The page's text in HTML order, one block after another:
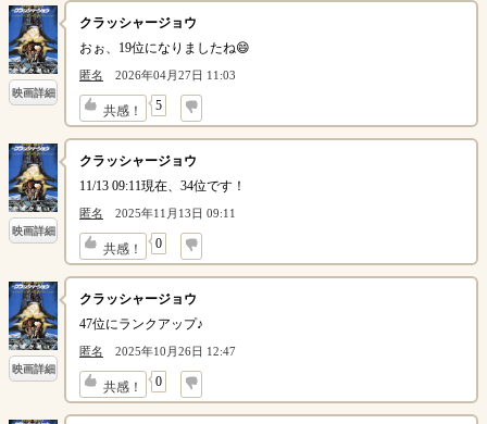
映画詳細
クラッシャージョウ
おぉ、19位になりましたね😄
匿名 2026年04月27日 11:03
共感！ 5
↓
映画詳細
クラッシャージョウ
11/13 09:11現在、34位です！
匿名 2025年11月13日 09:11
共感！ 0
↓
映画詳細
クラッシャージョウ
47位にランクアップ♪
匿名 2025年10月26日 12:47
共感！ 0
↓